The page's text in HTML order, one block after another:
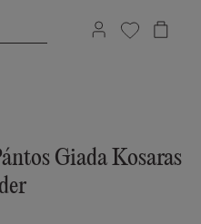
Giada Kosaras